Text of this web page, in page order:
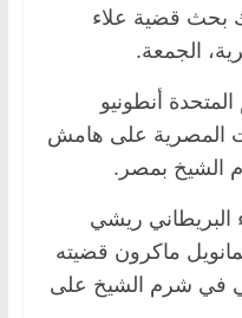
بحث قضية علاء
الجمعة.
أنطونيو
المصرية على هامش
الشيخ بمصر.
البريطاني ريشي
ماكرون قضيته
في شرم الشيخ على